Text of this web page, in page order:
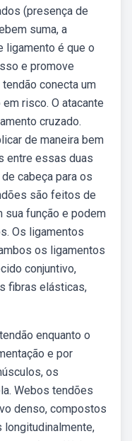
(presença de
suma, a
ligamento é que o
e promove
conecta um
risco. O atacante
cruzado.
de maneira bem
entre essas duas
cabeça para os
são feitos de
sua função e podem
Os ligamentos
os ligamentos
conjuntivo,
fibras elásticas,
enquanto o
e por
os
Webos tendões
denso, compostos